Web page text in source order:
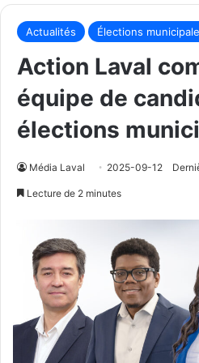
Actualités Élections
Action Laval
équipe de
élections
Média Laval 2025-09-12
Lecture de 2 minutes